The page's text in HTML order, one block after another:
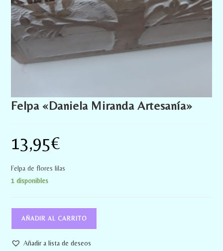
Felpa «Daniela Miranda Artesanía»
13,95€
Felpa de flores lilas
1 disponibles
AÑADIR AL CARRITO
Añadir a lista de deseos